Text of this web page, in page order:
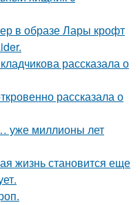
в образе Лары крофт
рассказала о
рассказала о
уже миллионы лет
жизнь становится еще